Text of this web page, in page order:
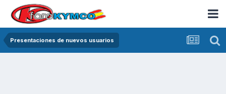
Presentaciones de nuevos usuarios